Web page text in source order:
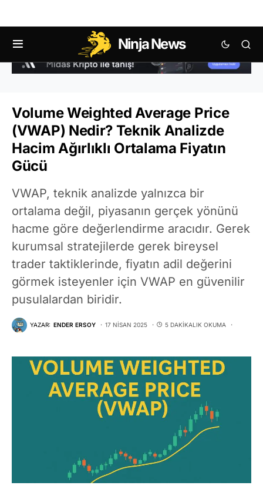
Ninja News
Volume Weighted Average Price
(VWAP) Nedir? Teknik Analizde
Hacim Ağırlıklı Ortalama Fiyatın
Gücü
VWAP, teknik analizde yalnızca bir
ortalama değil, piyasanın gerçek yönünü
hacme göre değerlendirme aracıdır. Gerek
kurumsal stratejilerde gerek bireysel
trader taktiklerinde, fiyatın adil değerini
görmek isteyenler için VWAP en güvenilir
pusulalardan biridir.
YAZAR: ENDER ERSOY 17 NISAN 2025 5 DAKIKALIK OKUMA